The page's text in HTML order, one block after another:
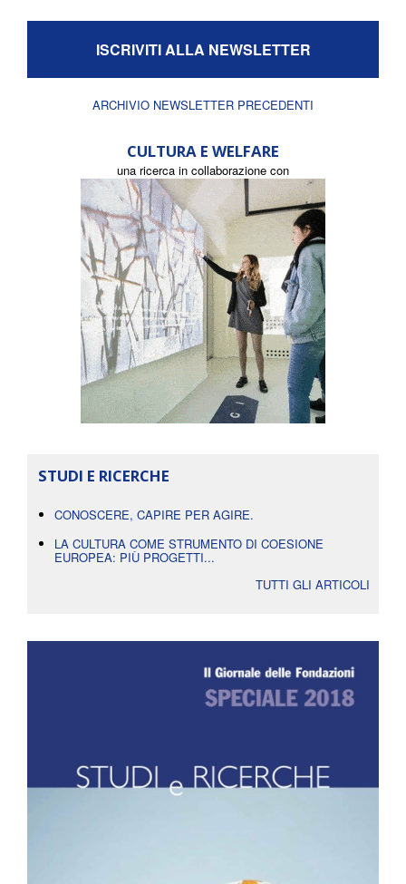
ISCRIVITI ALLA NEWSLETTER
ARCHIVIO NEWSLETTER PRECEDENTI
CULTURA E WELFARE
una ricerca in collaborazione con
STUDI E RICERCHE
CONOSCERE, CAPIRE PER AGIRE.
LA CULTURA COME STRUMENTO DI COESIONE
EUROPEA: PIÙ PROGETTI...
TUTTI GLI ARTICOLI